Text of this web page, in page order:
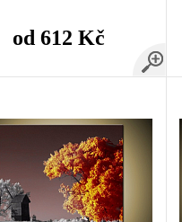
od 612 Kč